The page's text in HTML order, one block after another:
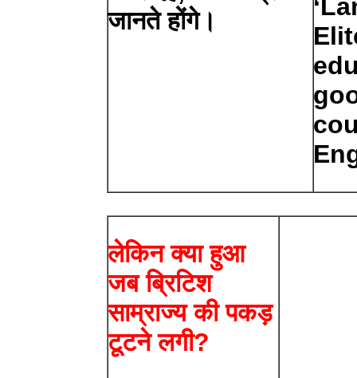
जानते होंगे।
लेकिन क्या हुआ
जब ब्रिटिश
साम्राज्य की पकड़
टूटने लगी?